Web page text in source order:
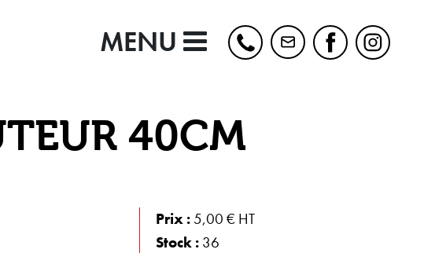
MENU
40CM
Prix :5,00 € HT
Stock : 36